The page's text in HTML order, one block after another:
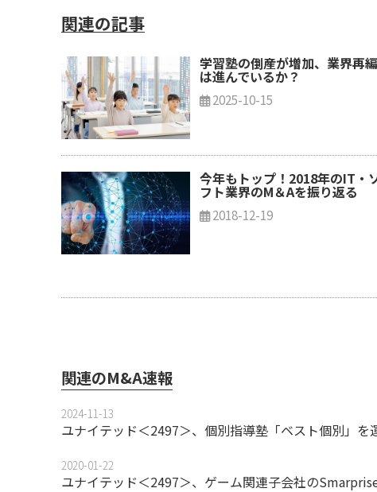
関連の記事
学習塾の倒産が増加、業界再編
は進んでいるか？
2025-10-15
今年もトップ！2018年のIT・
フト業界のM＆Aを振り返る
2018-12-19
関連のM&A速報
2024-11-13
ユナイテッド＜2497＞、個別指導塾「ベスト個別」を
2020-01-22
ユナイテッド＜2497＞、ゲーム関連子会社の